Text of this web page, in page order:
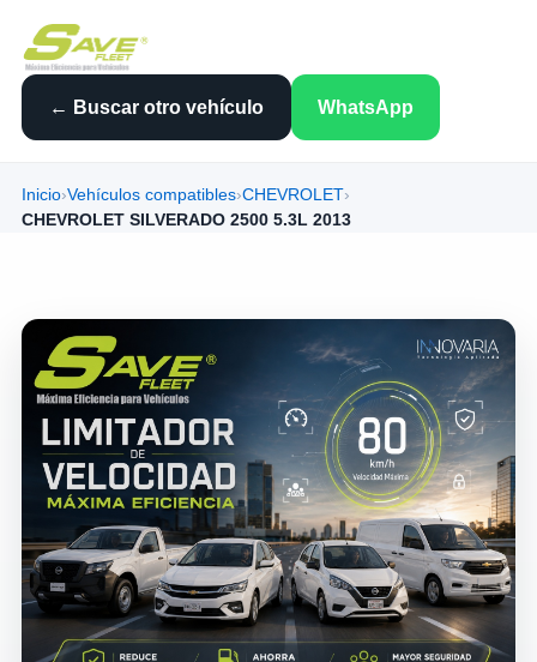
← Buscar otro vehículo WhatsApp
Inicio›Vehículos compatibles›CHEVROLET›
CHEVROLET SILVERADO 2500 5.3L 2013